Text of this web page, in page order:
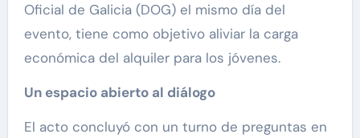
Oficial de Galicia (DOG) el mismo día del
evento, tiene como objetivo aliviar la carga
económica del alquiler para los jóvenes.
Un espacio abierto al diálogo
El acto concluyó con un turno de preguntas en